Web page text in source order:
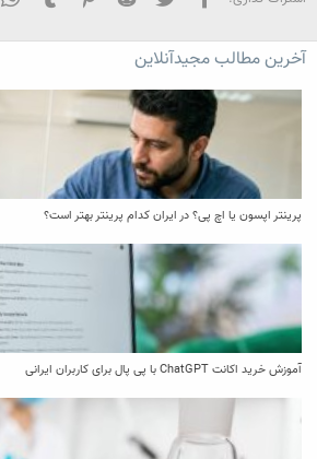
آخرین مطالب مجیدآنلاین
پرینتر اپسون یا اچ پی؟ در ایران کدام پرینتر بهتر است؟
آموزش خرید اکانت ChatGPT با پی پال برای کاربران ایرانی